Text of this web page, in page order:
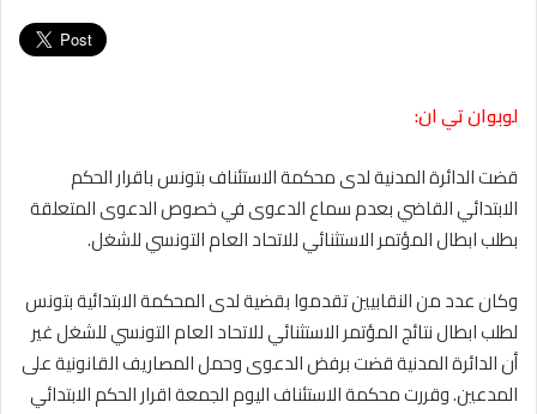
لوبوان تي ان:
قضت الدائرة المدنية لدى محكمة الاستئناف بتونس باقرار الحكم
الابتدائي القاضي بعدم سماع الدعوى في خصوص الدعوى المتعلقة
بطلب ابطال المؤتمر الاستثنائي للاتحاد العام التونسي للشغل.
وكان عدد من النقابيين تقدموا بقضية لدى المحكمة الابتدائية بتونس
لطلب ابطال نتائج المؤتمر الاستثنائي للاتحاد العام التونسي للشغل غير
أن الدائرة المدنية قضت برفض الدعوى وحمل المصاريف القانونية على
المدعين. وقررت محكمة الاستئناف اليوم الجمعة اقرار الحكم الابتدائي